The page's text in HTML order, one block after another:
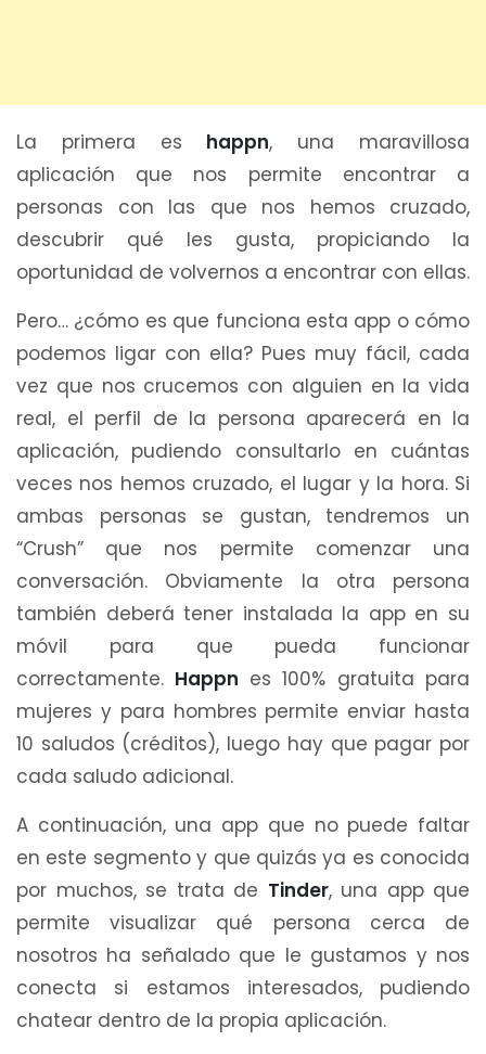
La primera es happn, una maravillosa
aplicación que nos permite encontrar a
personas con las que nos hemos cruzado,
descubrir qué les gusta, propiciando la
oportunidad de volvernos a encontrar con ellas.
Pero… ¿cómo es que funciona esta app o cómo
podemos ligar con ella? Pues muy fácil, cada
vez que nos crucemos con alguien en la vida
real, el perfil de la persona aparecerá en la
aplicación, pudiendo consultarlo en cuántas
veces nos hemos cruzado, el lugar y la hora. Si
ambas personas se gustan, tendremos un
“Crush” que nos permite comenzar una
conversación. Obviamente la otra persona
también deberá tener instalada la app en su
móvil para que pueda funcionar
correctamente. Happn es 100% gratuita para
mujeres y para hombres permite enviar hasta
10 saludos (créditos), luego hay que pagar por
cada saludo adicional.
A continuación, una app que no puede faltar
en este segmento y que quizás ya es conocida
por muchos, se trata de Tinder, una app que
permite visualizar qué persona cerca de
nosotros ha señalado que le gustamos y nos
conecta si estamos interesados, pudiendo
chatear dentro de la propia aplicación.